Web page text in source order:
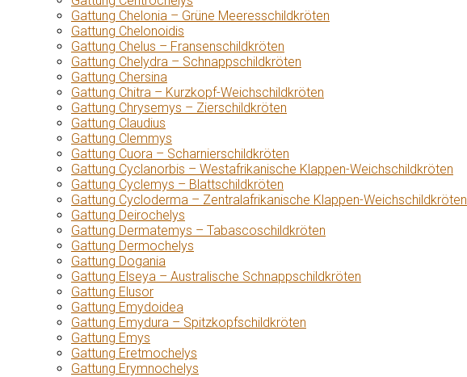
Gattung Chelonia – Grüne Meeresschildkröten
Gattung Chelonoidis
Gattung Chelus – Fransenschildkröten
Gattung Chelydra – Schnappschildkröten
Gattung Chersina
Gattung Chitra – Kurzkopf-Weichschildkröten
Gattung Chrysemys – Zierschildkröten
Gattung Claudius
Gattung Clemmys
Gattung Cuora – Scharnierschildkröten
Gattung Cyclanorbis – Westafrikanische Klappen-Weichschildkröten
Gattung Cyclemys – Blattschildkröten
Gattung Cycloderma – Zentralafrikanische Klappen-Weichschildkröten
Gattung Deirochelys
Gattung Dermatemys – Tabascoschildkröten
Gattung Dermochelys
Gattung Dogania
Gattung Elseya – Australische Schnappschildkröten
Gattung Elusor
Gattung Emydoidea
Gattung Emydura – Spitzkopfschildkröten
Gattung Emys
Gattung Eretmochelys
Gattung Erymnochelys